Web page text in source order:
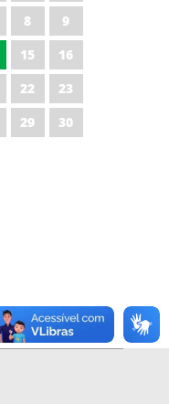
8
9
15
16
22
23
29
30